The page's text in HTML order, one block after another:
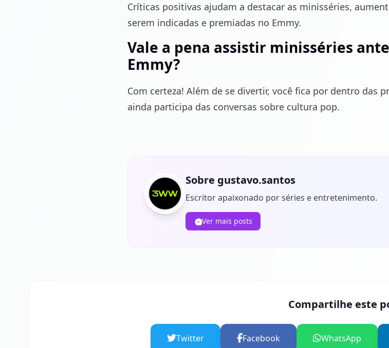
Críticas positivas ajudam a destacar as minisséries,
serem indicadas e premiadas no Emmy.
Vale a pena assistir minisséries
Emmy?
Com certeza! Além de se divertir, você fica por dentro das
ainda participa das conversas sobre cultura pop.
Sobre gustavo.santos
Escritor apaixonado por séries e entretenimento.
Ver mais posts
Compartilhe este
Twitter Facebook WhatsApp